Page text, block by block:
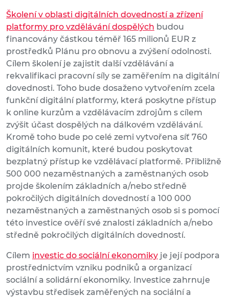
Školení v oblasti digitálních dovedností a zřízení
platformy pro vzdělávání dospělých budou
financovány částkou téměř 165 milionů EUR z
prostředků Plánu pro obnovu a zvýšení odolnosti.
Cílem školení je zajistit další vzdělávání a
rekvalifikaci pracovní síly se zaměřením na digitální
dovednosti. Toho bude dosaženo vytvořením zcela
funkční digitální platformy, která poskytne přístup
k online kurzům a vzdělávacím zdrojům s cílem
zvýšit účast dospělých na dálkovém vzdělávání.
Kromě toho bude po celé zemi vytvořena síť 760
digitálních komunit, které budou poskytovat
bezplatný přístup ke vzdělávací platformě. Přibližně
500 000 nezaměstnaných a zaměstnaných osob
projde školením základních a/nebo středně
pokročilých digitálních dovedností a 100 000
nezaměstnaných a zaměstnaných osob si s pomocí
této investice ověří své znalosti základních a/nebo
středně pokročilých digitálních dovedností.
Cílem investic do sociální ekonomiky je její podpora
prostřednictvím vzniku podniků a organizací
sociální a solidární ekonomiky. Investice zahrnuje
výstavbu středisek zaměřených na sociální a